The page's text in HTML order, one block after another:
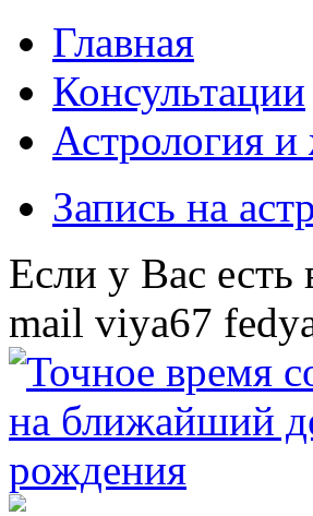
Главная
Консультации
Астрология и
Запись на
Eсли у Вас
mail viya67